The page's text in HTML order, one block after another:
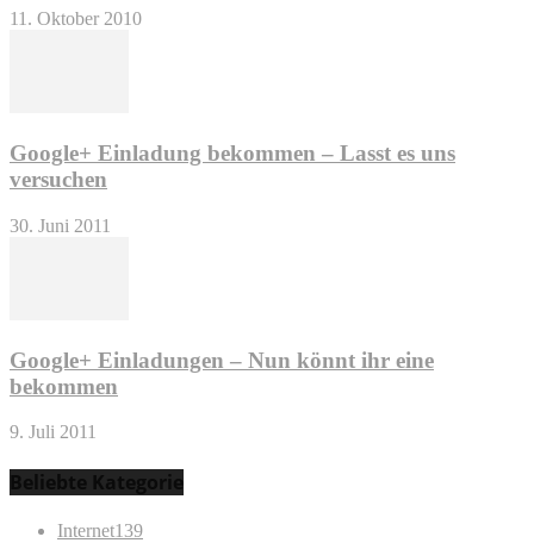
11. Oktober 2010
Google+ Einladung bekommen – Lasst es uns
versuchen
30. Juni 2011
Google+ Einladungen – Nun könnt ihr eine
bekommen
9. Juli 2011
Beliebte Kategorie
Internet139